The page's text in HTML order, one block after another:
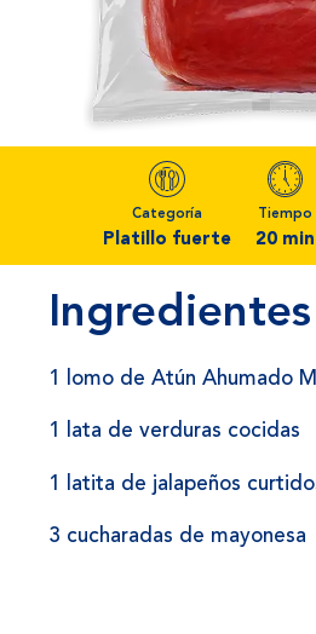
Categoría
Platillo fuerte
Tiempo
20 min
Ingredientes
1 lomo de Atún Ahumado
1 lata de verduras cocidas
1 latita de jalapeños
3 cucharadas de mayonesa